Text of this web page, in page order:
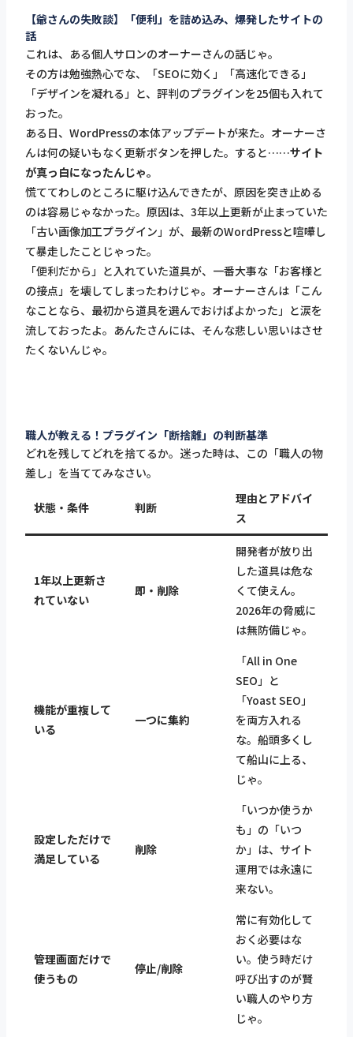
【爺さんの失敗談】「便利」を詰め込み、爆発したサイトの
話
これは、ある個人サロンのオーナーさんの話じゃ。
その方は勉強熱心でな、「SEOに効く」「高速化できる」
「デザインを凝れる」と、評判のプラグインを25個も入れて
おった。
ある日、WordPressの本体アップデートが来た。オーナーさ
んは何の疑いもなく更新ボタンを押した。すると……サイト
が真っ白になったんじゃ。
慌ててわしのところに駆け込んできたが、原因を突き止める
のは容易じゃなかった。原因は、3年以上更新が止まっていた
「古い画像加工プラグイン」が、最新のWordPressと喧嘩し
て暴走したことじゃった。
「便利だから」と入れていた道具が、一番大事な「お客様と
の接点」を壊してしまったわけじゃ。オーナーさんは「こん
なことなら、最初から道具を選んでおけばよかった」と涙を
流しておったよ。あんたさんには、そんな悲しい思いはさせ
たくないんじゃ。
職人が教える！プラグイン「断捨離」の判断基準
どれを残してどれを捨てるか。迷った時は、この「職人の物
差し」を当ててみなさい。
状態・条件 判断
理由とアドバイ
ス
1年以上更新さ
れていない
即・削除
開発者が放り出
した道具は危な
くて使えん。
2026年の脅威に
は無防備じゃ。
機能が重複して
いる
一つに集約
「All in One
SEO」と
「Yoast SEO」
を両方入れる
な。船頭多くし
て船山に上る、
じゃ。
設定しただけで
満足している
削除
「いつか使うか
も」の「いつ
か」は、サイト
運用では永遠に
来ない。
管理画面だけで
使うもの
停止/削除
常に有効化して
おく必要はな
い。使う時だけ
呼び出すのが賢
い職人のやり方
じゃ。